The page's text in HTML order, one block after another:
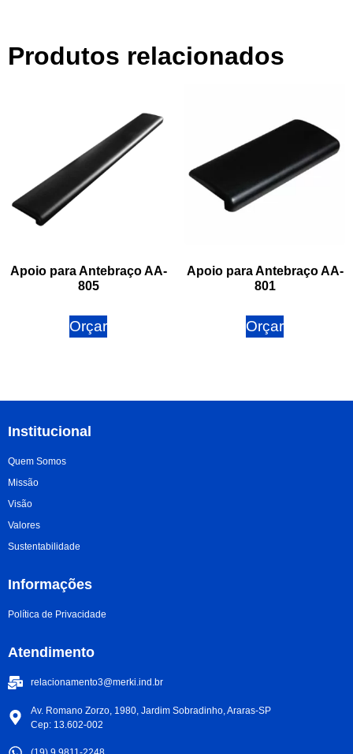
Produtos relacionados
Apoio para Antebraço AA-
805
Orçar
Apoio para Antebraço AA-
801
Orçar
Institucional
Quem Somos
Missão
Visão
Valores
Sustentabilidade
Informações
Política de Privacidade
Atendimento
relacionamento3@merki.ind.br
Av. Romano Zorzo, 1980, Jardim Sobradinho, Araras-SP
Cep: 13.602-002